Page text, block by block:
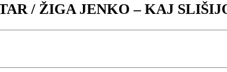
/ ŽIGA JENKO – KAJ